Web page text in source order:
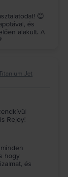
😊
és
alakult. A
Jet
Rejoy!
hogy
és